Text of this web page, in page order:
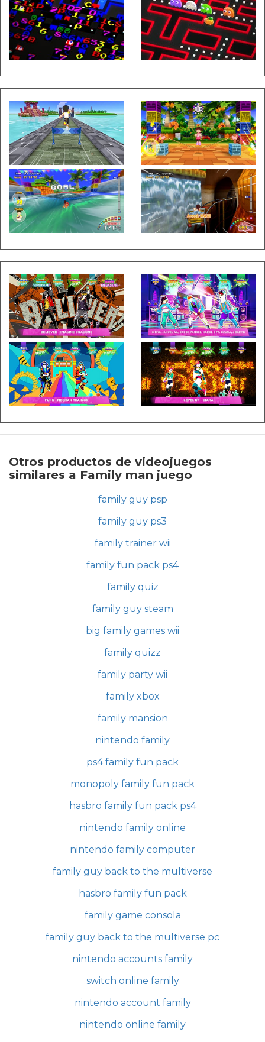
Otros productos de videojuegos
similares a Family man juego
family guy psp
family guy ps3
family trainer wii
family fun pack ps4
family quiz
family guy steam
big family games wii
family quizz
family party wii
family xbox
family mansion
nintendo family
ps4 family fun pack
monopoly family fun pack
hasbro family fun pack ps4
nintendo family online
nintendo family computer
family guy back to the multiverse
hasbro family fun pack
family game consola
family guy back to the multiverse pc
nintendo accounts family
switch online family
nintendo account family
nintendo online family